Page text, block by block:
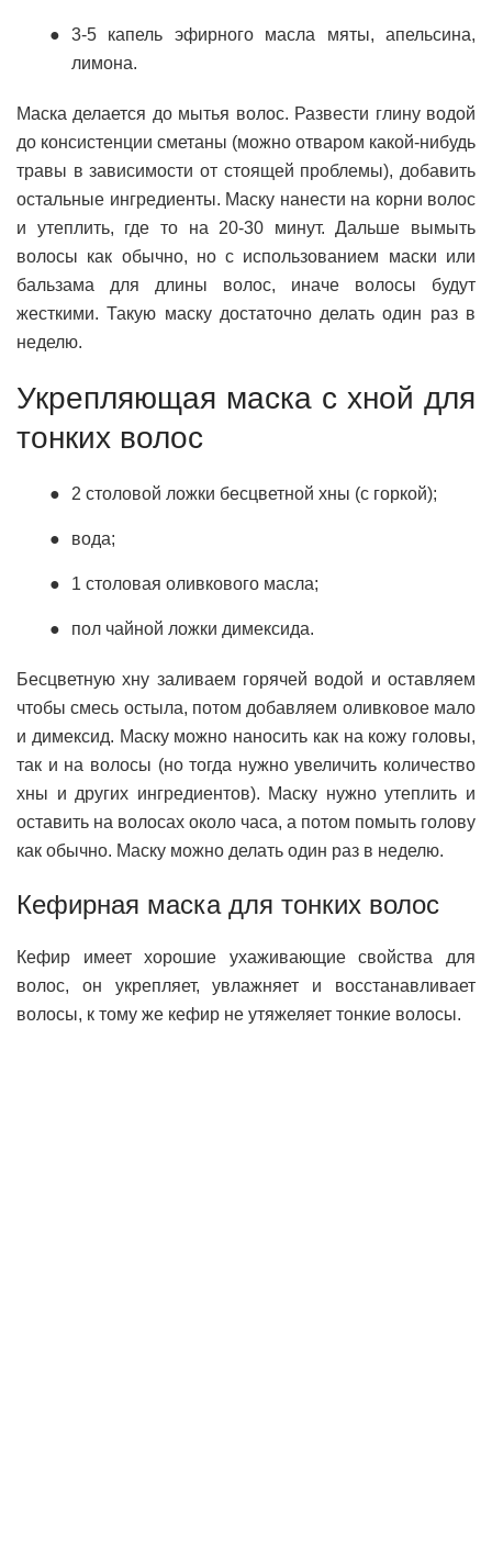
3-5 капель эфирного масла мяты, апельсина,
лимона.
Маска делается до мытья волос. Развести глину водой
до консистенции сметаны (можно отваром какой-нибудь
травы в зависимости от стоящей проблемы), добавить
остальные ингредиенты. Маску нанести на корни волос
и утеплить, где то на 20-30 минут. Дальше вымыть
волосы как обычно, но с использованием маски или
бальзама для длины волос, иначе волосы будут
жесткими. Такую маску достаточно делать один раз в
неделю.
Укрепляющая маска с хной для
тонких волос
2 столовой ложки бесцветной хны (с горкой);
вода;
1 столовая оливкового масла;
пол чайной ложки димексида.
Бесцветную хну заливаем горячей водой и оставляем
чтобы смесь остыла, потом добавляем оливковое мало
и димексид. Маску можно наносить как на кожу головы,
так и на волосы (но тогда нужно увеличить количество
хны и других ингредиентов). Маску нужно утеплить и
оставить на волосах около часа, а потом помыть голову
как обычно. Маску можно делать один раз в неделю.
Кефирная маска для тонких волос
Кефир имеет хорошие ухаживающие свойства для
волос, он укрепляет, увлажняет и восстанавливает
волосы, к тому же кефир не утяжеляет тонкие волосы.